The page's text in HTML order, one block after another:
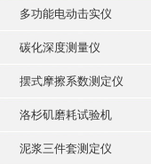
多功能电动击实仪
碳化深度测量仪
摆式摩擦系数测定仪
洛杉矶磨耗试验机
泥浆三件套测定仪